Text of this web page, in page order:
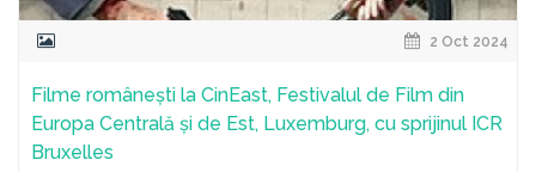
2 Oct 2024
Filme românești la CinEast, Festivalul de Film din
Europa Centrală și de Est, Luxemburg, cu sprijinul ICR
Bruxelles